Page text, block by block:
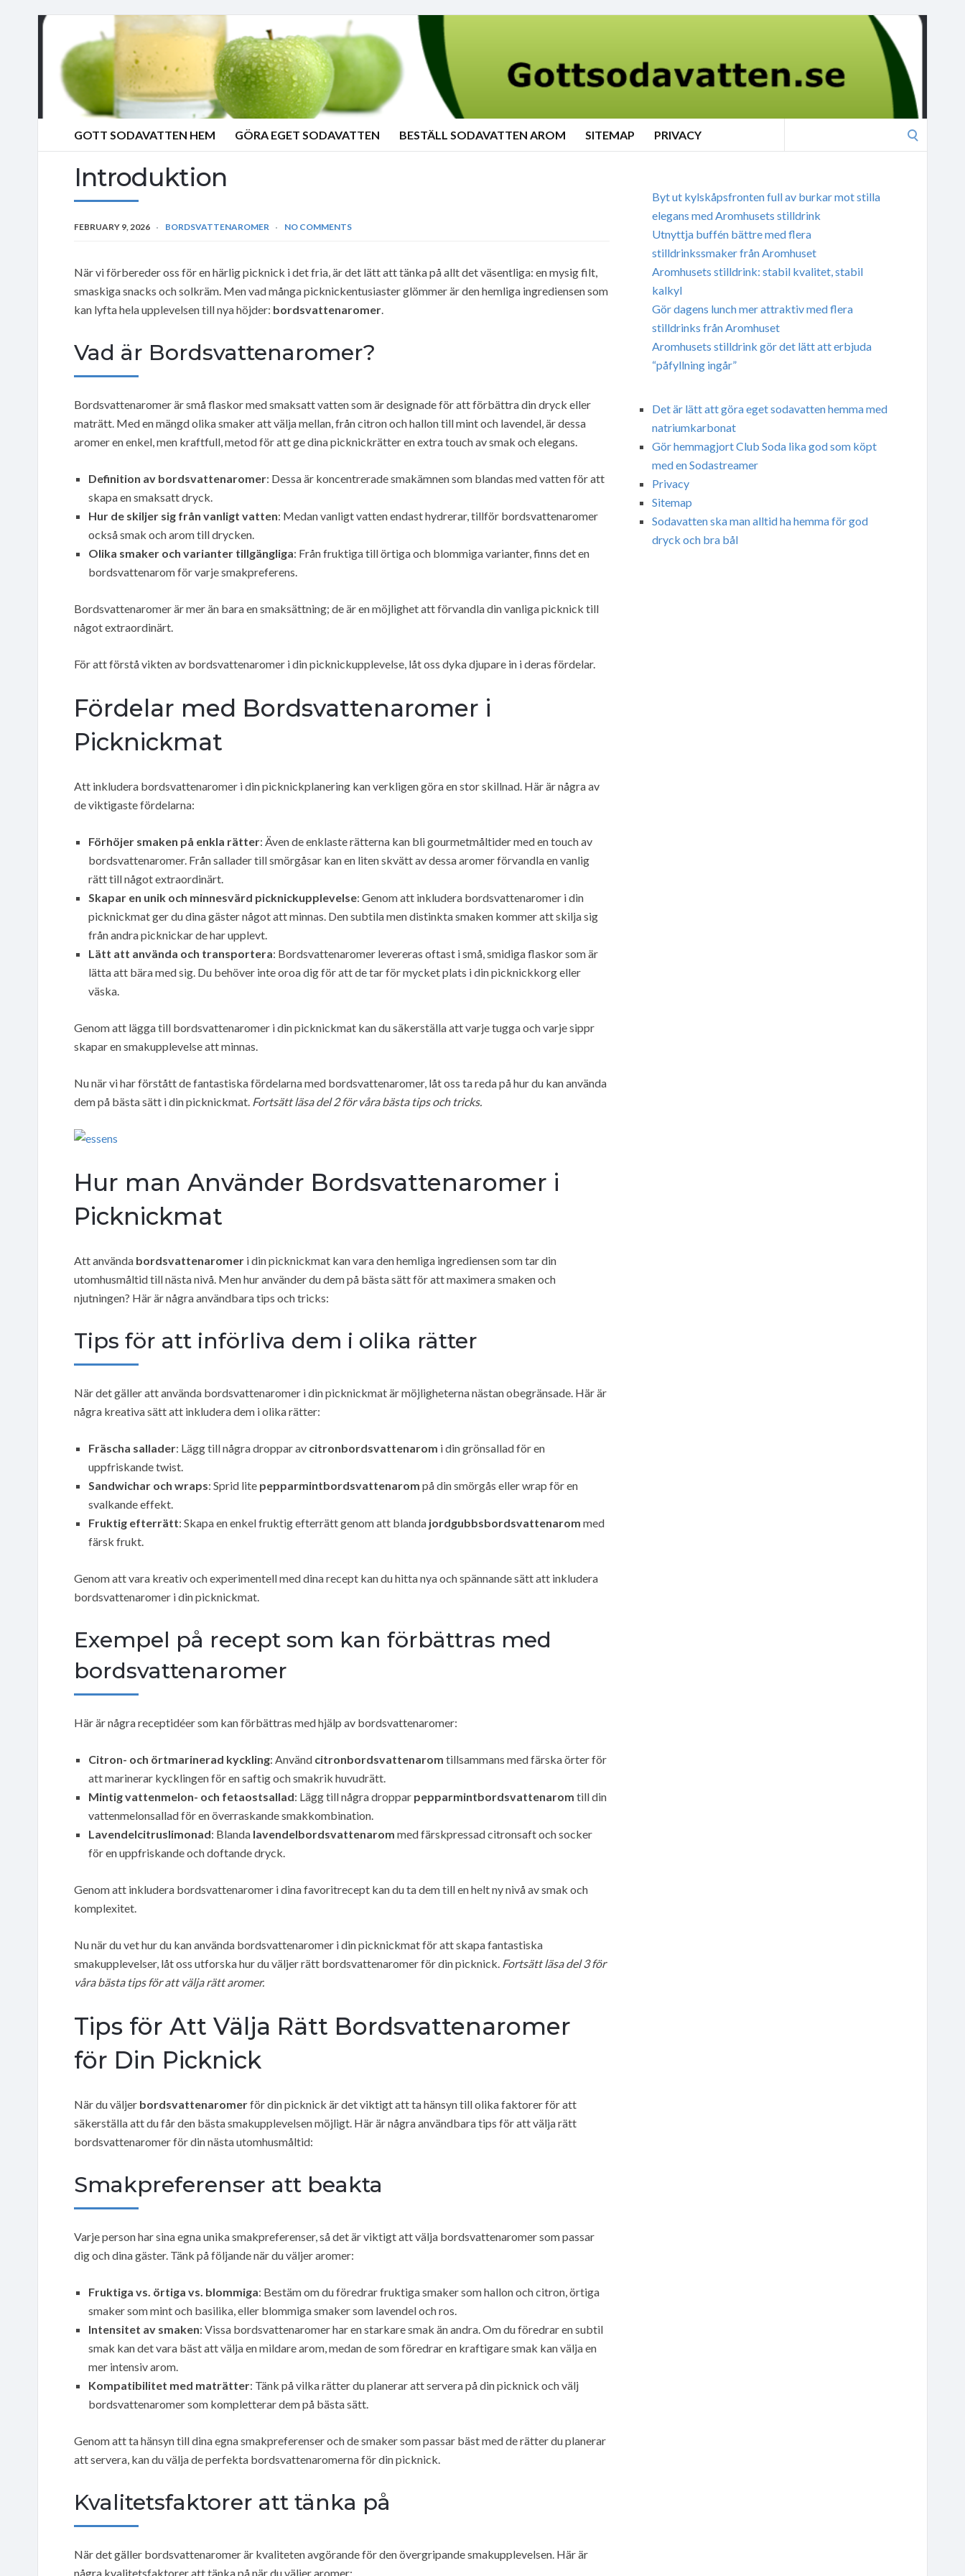
GOTT SODAVATTEN HEM GÖRA EGET SODAVATTEN BESTÄLL SODAVATTEN AROM SITEMAP PRIVACY
Introduktion
FEBRUARY 9, 2026 BORDSVATTENAROMER NO COMMENTS
När vi förbereder oss för en härlig picknick i det fria, är det lätt att tänka på allt det väsentliga: en mysig filt,
smaskiga snacks och solkräm. Men vad många picknickentusiaster glömmer är den hemliga ingrediensen som
kan lyfta hela upplevelsen till nya höjder: bordsvattenaromer.
Vad är Bordsvattenaromer?
Bordsvattenaromer är små flaskor med smaksatt vatten som är designade för att förbättra din dryck eller
maträtt. Med en mängd olika smaker att välja mellan, från citron och hallon till mint och lavendel, är dessa
aromer en enkel, men kraftfull, metod för att ge dina picknickrätter en extra touch av smak och elegans.
Definition av bordsvattenaromer: Dessa är koncentrerade smakämnen som blandas med vatten för att
skapa en smaksatt dryck.
Hur de skiljer sig från vanligt vatten: Medan vanligt vatten endast hydrerar, tillför bordsvattenaromer
också smak och arom till drycken.
Olika smaker och varianter tillgängliga: Från fruktiga till örtiga och blommiga varianter, finns det en
bordsvattenarom för varje smakpreferens.
Bordsvattenaromer är mer än bara en smaksättning; de är en möjlighet att förvandla din vanliga picknick till
något extraordinärt.
För att förstå vikten av bordsvattenaromer i din picknickupplevelse, låt oss dyka djupare in i deras fördelar.
Fördelar med Bordsvattenaromer i
Picknickmat
Att inkludera bordsvattenaromer i din picknickplanering kan verkligen göra en stor skillnad. Här är några av
de viktigaste fördelarna:
Förhöjer smaken på enkla rätter: Även de enklaste rätterna kan bli gourmetmåltider med en touch av
bordsvattenaromer. Från sallader till smörgåsar kan en liten skvätt av dessa aromer förvandla en vanlig
rätt till något extraordinärt.
Skapar en unik och minnesvärd picknickupplevelse: Genom att inkludera bordsvattenaromer i din
picknickmat ger du dina gäster något att minnas. Den subtila men distinkta smaken kommer att skilja sig
från andra picknickar de har upplevt.
Lätt att använda och transportera: Bordsvattenaromer levereras oftast i små, smidiga flaskor som är
lätta att bära med sig. Du behöver inte oroa dig för att de tar för mycket plats i din picknickkorg eller
väska.
Genom att lägga till bordsvattenaromer i din picknickmat kan du säkerställa att varje tugga och varje sippr
skapar en smakupplevelse att minnas.
Nu när vi har förstått de fantastiska fördelarna med bordsvattenaromer, låt oss ta reda på hur du kan använda
dem på bästa sätt i din picknickmat. Fortsätt läsa del 2 för våra bästa tips och tricks.
Hur man Använder Bordsvattenaromer i
Picknickmat
Att använda bordsvattenaromer i din picknickmat kan vara den hemliga ingrediensen som tar din
utomhusmåltid till nästa nivå. Men hur använder du dem på bästa sätt för att maximera smaken och
njutningen? Här är några användbara tips och tricks:
Tips för att införliva dem i olika rätter
När det gäller att använda bordsvattenaromer i din picknickmat är möjligheterna nästan obegränsade. Här är
några kreativa sätt att inkludera dem i olika rätter:
Fräscha sallader: Lägg till några droppar av citronbordsvattenarom i din grönsallad för en
uppfriskande twist.
Sandwichar och wraps: Sprid lite pepparmintbordsvattenarom på din smörgås eller wrap för en
svalkande effekt.
Fruktig efterrätt: Skapa en enkel fruktig efterrätt genom att blanda jordgubbsbordsvattenarom med
färsk frukt.
Genom att vara kreativ och experimentell med dina recept kan du hitta nya och spännande sätt att inkludera
bordsvattenaromer i din picknickmat.
Exempel på recept som kan förbättras med
bordsvattenaromer
Här är några receptidéer som kan förbättras med hjälp av bordsvattenaromer:
Citron- och örtmarinerad kyckling: Använd citronbordsvattenarom tillsammans med färska örter för
att marinerar kycklingen för en saftig och smakrik huvudrätt.
Mintig vattenmelon- och fetaostsallad: Lägg till några droppar pepparmintbordsvattenarom till din
vattenmelonsallad för en överraskande smakkombination.
Lavendelcitruslimonad: Blanda lavendelbordsvattenarom med färskpressad citronsaft och socker
för en uppfriskande och doftande dryck.
Genom att inkludera bordsvattenaromer i dina favoritrecept kan du ta dem till en helt ny nivå av smak och
komplexitet.
Nu när du vet hur du kan använda bordsvattenaromer i din picknickmat för att skapa fantastiska
smakupplevelser, låt oss utforska hur du väljer rätt bordsvattenaromer för din picknick. Fortsätt läsa del 3 för
våra bästa tips för att välja rätt aromer.
Tips för Att Välja Rätt Bordsvattenaromer
för Din Picknick
När du väljer bordsvattenaromerför din picknick är det viktigt att ta hänsyn till olika faktorer för att
säkerställa att du får den bästa smakupplevelsen möjligt. Här är några användbara tips för att välja rätt
bordsvattenaromer för din nästa utomhusmåltid:
Smakpreferenser att beakta
Varje person har sina egna unika smakpreferenser, så det är viktigt att välja bordsvattenaromer som passar
dig och dina gäster. Tänk på följande när du väljer aromer:
Fruktiga vs. örtiga vs. blommiga: Bestäm om du föredrar fruktiga smaker som hallon och citron, örtiga
smaker som mint och basilika, eller blommiga smaker som lavendel och ros.
Intensitet av smaken: Vissa bordsvattenaromer har en starkare smak än andra. Om du föredrar en subtil
smak kan det vara bäst att välja en mildare arom, medan de som föredrar en kraftigare smak kan välja en
mer intensiv arom.
Kompatibilitet med maträtter: Tänk på vilka rätter du planerar att servera på din picknick och välj
bordsvattenaromer som kompletterar dem på bästa sätt.
Genom att ta hänsyn till dina egna smakpreferenser och de smaker som passar bäst med de rätter du planerar
att servera, kan du välja de perfekta bordsvattenaromerna för din picknick.
Kvalitetsfaktorer att tänka på
När det gäller bordsvattenaromer är kvaliteten avgörande för den övergripande smakupplevelsen. Här är
några kvalitetsfaktorer att tänka på när du väljer aromer:
Byt ut kylskåpsfronten full av burkar mot stilla
elegans med Aromhusets stilldrink
Utnyttja buffén bättre med flera
stilldrinkssmaker från Aromhuset
Aromhusets stilldrink: stabil kvalitet, stabil
kalkyl
Gör dagens lunch mer attraktiv med flera
stilldrinks från Aromhuset
Aromhusets stilldrink gör det lätt att erbjuda
“påfyllning ingår”
Det är lätt att göra eget sodavatten hemma med
natriumkarbonat
Gör hemmagjort Club Soda lika god som köpt
med en Sodastreamer
Privacy
Sitemap
Sodavatten ska man alltid ha hemma för god
dryck och bra bål